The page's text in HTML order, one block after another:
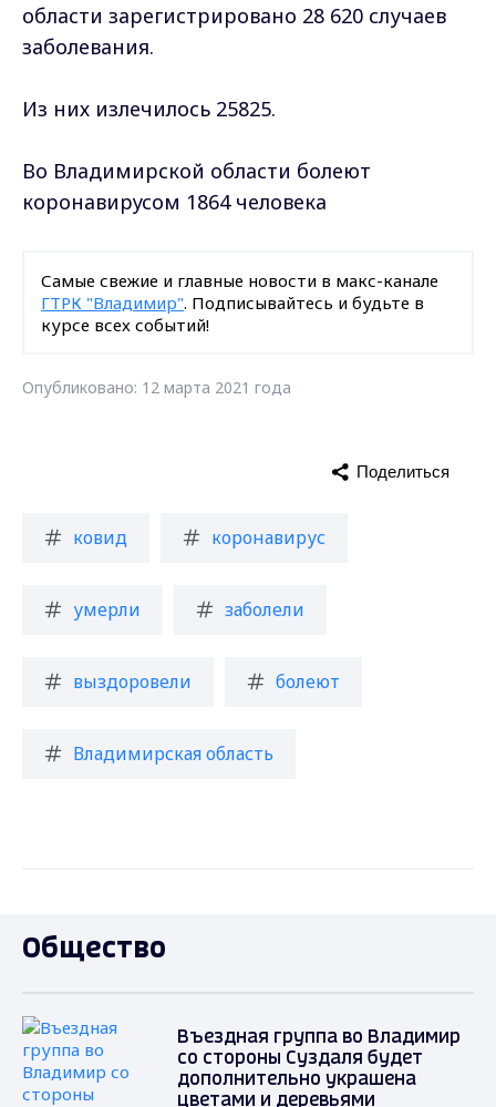
области зарегистрировано 28 620 случаев
заболевания.
Из них излечилось 25825.
Во Владимирской области болеют
коронавирусом 1864 человека
Самые свежие и главные новости в макс-канале
ГТРК "Владимир". Подписывайтесь и будьте в
курсе всех событий!
Опубликовано: 12 марта 2021 года
ковид коронавирус
умерли заболели
выздоровели болеют
Владимирская область
Поделиться
Общество
Въездная группа во Владимир
со стороны Суздаля будет
дополнительно украшена
цветами и деревьями